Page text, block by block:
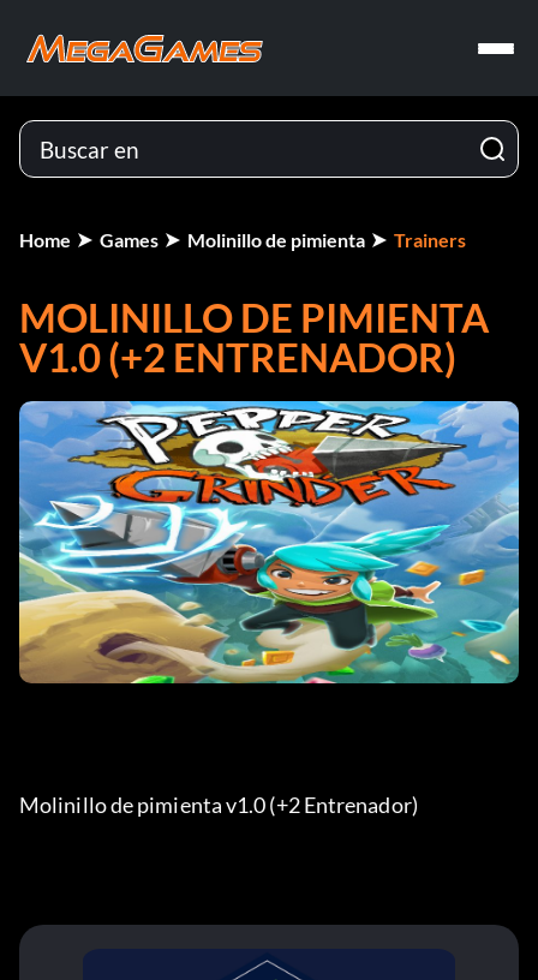
Home Games Molinillo de pimienta Trainers
MOLINILLO DE PIMIENTA
V1.0 (+2 ENTRENADOR)
Molinillo de pimienta v1.0 (+2 Entrenador)